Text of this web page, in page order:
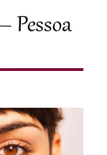
Pessoa